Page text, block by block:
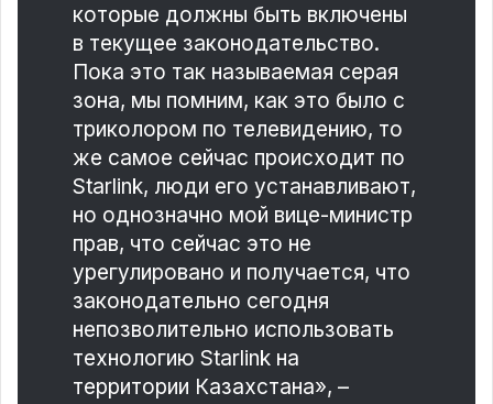
которые должны быть включены
в текущее законодательство.
Пока это так называемая серая
зона, мы помним, как это было с
триколором по телевидению, то
же самое сейчас происходит по
Starlink, люди его устанавливают,
но однозначно мой вице-министр
прав, что сейчас это не
урегулировано и получается, что
законодательно сегодня
непозволительно использовать
технологию Starlink на
территории Казахстана», –